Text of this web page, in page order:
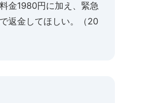
金1980円に加え、緊急
返金してほしい。（20